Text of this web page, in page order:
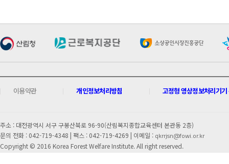
이용약관 개인정보처리방침 고정형 영상정보처리기기
주소 : 대전광역시 서구 구봉산북로 96-90(산림복지종합교육센터 본관동 2층)
문의 전화 : 042-719-4348 | 팩스 : 042-719-4269 | 이메일 : qkrrjsn@fowi.or.kr
Copyright © 2016 Korea Forest Welfare Institute. All right reserved.